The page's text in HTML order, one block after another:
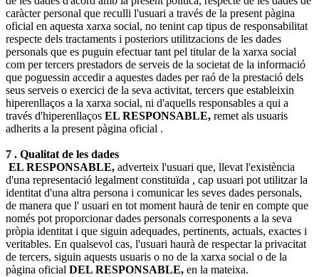
caràcter personal que reculli l'usuari a través de la present pàgina
oficial en aquesta xarxa social, no tenint cap tipus de responsabilitat
respecte dels tractaments i posteriors utilitzacions de les dades
personals que es puguin efectuar tant pel titular de la xarxa social
com per tercers prestadors de serveis de la societat de la informació
que poguessin accedir a aquestes dades per raó de la prestació dels
seus serveis o exercici de la seva activitat, tercers que estableixin
hiperenllaços a la xarxa social, ni d'aquells responsables a qui a
través d'hiperenllaços EL RESPONSABLE, remet als usuaris
adherits a la present pàgina oficial .
7 . Qualitat de les dades
EL RESPONSABLE, adverteix l'usuari que, llevat l'existència
d'una representació legalment constituïda , cap usuari pot utilitzar la
identitat d'una altra persona i comunicar les seves dades personals,
de manera que l' usuari en tot moment haurà de tenir en compte que
només pot proporcionar dades personals corresponents a la seva
pròpia identitat i que siguin adequades, pertinents, actuals, exactes i
veritables. En qualsevol cas, l'usuari haurà de respectar la privacitat
de tercers, siguin aquests usuaris o no de la xarxa social o de la
pàgina oficial DEL RESPONSABLE, en la mateixa.